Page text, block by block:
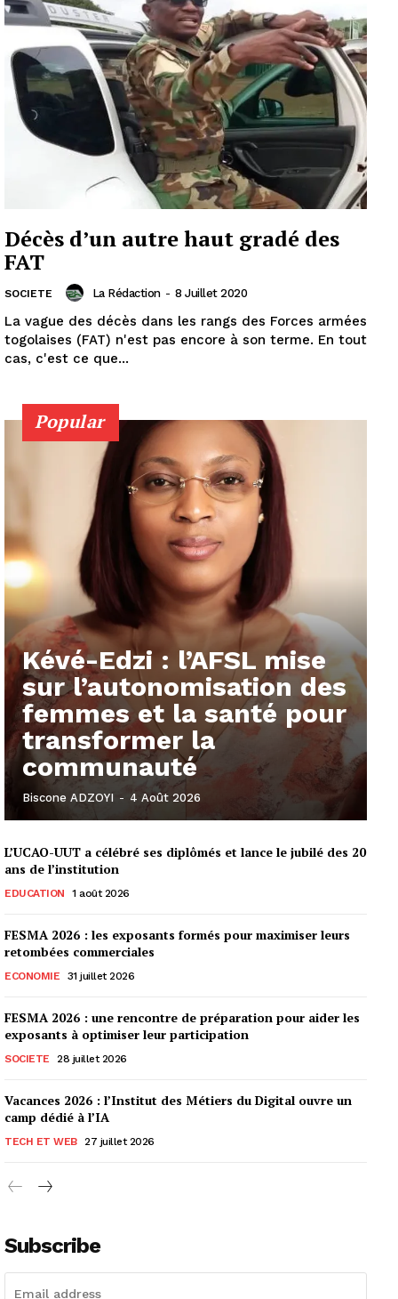
Décès d’un autre haut gradé des
FAT
SOCIETE La Rédaction - 8 Juillet 2020
La vague des décès dans les rangs des Forces armées
togolaises (FAT) n'est pas encore à son terme. En tout
cas, c'est ce que...
Popular
Kévé-Edzi : l’AFSL mise
sur l’autonomisation des
femmes et la santé pour
transformer la
communauté
Biscone ADZOYI - 4 Août 2026
L’UCAO-UUT a célébré ses diplômés et lance le jubilé des 20
ans de l’institution
EDUCATION 1 août 2026
FESMA 2026 : les exposants formés pour maximiser leurs
retombées commerciales
ECONOMIE 31 juillet 2026
FESMA 2026 : une rencontre de préparation pour aider les
exposants à optimiser leur participation
SOCIETE 28 juillet 2026
Vacances 2026 : l’Institut des Métiers du Digital ouvre un
camp dédié à l’IA
TECH ET WEB 27 juillet 2026
Subscribe